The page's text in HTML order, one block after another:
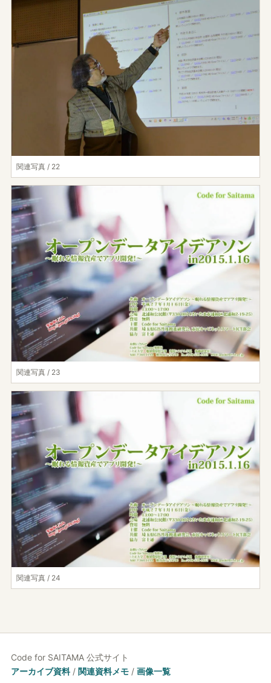
関連写真 / 22
関連写真 / 23
関連写真 / 24
Code for SAITAMA 公式サイト
アーカイブ資料/ 関連資料メモ / 画像一覧